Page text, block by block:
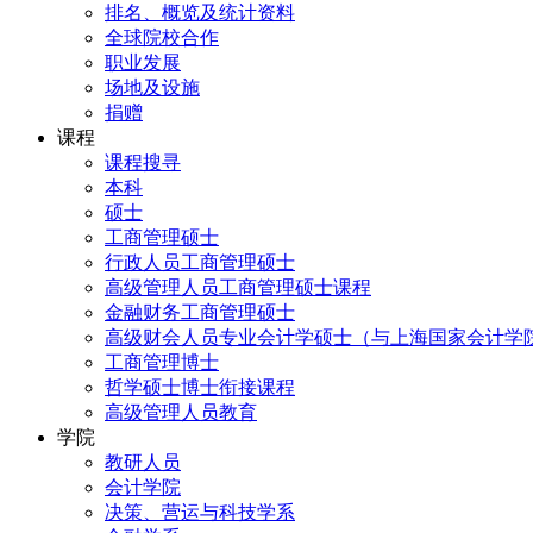
排名、概览及统计资料
全球院校合作
职业发展
场地及设施
捐赠
课程
课程搜寻
本科
硕士
工商管理硕士
行政人员工商管理硕士
高级管理人员工商管理硕士课程
金融财务工商管理硕士
高级财会人员专业会计学硕士（与上海国家会计学
工商管理博士
哲学硕士博士衔接课程
高级管理人员教育
学院
教研人员
会计学院
决策、营运与科技学系